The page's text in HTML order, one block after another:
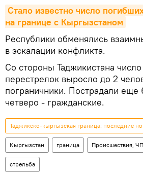
Стало известно число
на границе с Кыргызстаном
Республики обменялись
в эскалации конфликта.
Со стороны Таджикистана
перестрелок выросло до 2
пограничники. Пострадали еще
четверо - гражданские.
Таджикско-кыргызская граница: последние
Кыргызстан граница Происшествия,
стрельба